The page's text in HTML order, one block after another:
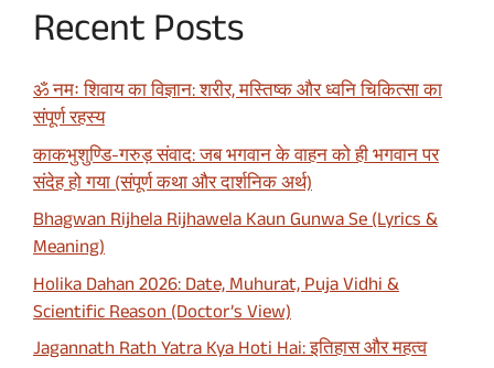
Recent Posts
ॐ नमः शिवाय का विज्ञान: शरीर, मस्तिष्क और ध्वनि चिकित्सा का
संपूर्ण रहस्य
काकभुशुण्डि-गरुड़ संवाद: जब भगवान के वाहन को ही भगवान पर
संदेह हो गया (संपूर्ण कथा और दार्शनिक अर्थ)
Bhagwan Rijhela Rijhawela Kaun Gunwa Se (Lyrics &
Meaning)
Holika Dahan 2026: Date, Muhurat, Puja Vidhi &
Scientific Reason (Doctor’s View)
Jagannath Rath Yatra Kya Hoti Hai: इतिहास और महत्व